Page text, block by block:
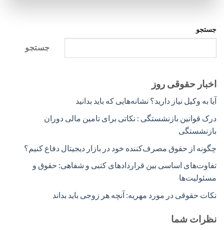
جستجو
جستجو
اخبار حقوقی روز
آیا به وکیل نیاز دارید؟ نشانه‌هایی که باید بدانید
درک قوانین بازنشستگی : نکاتی برای تامین مالی دوران
بازنشستگی
چگونه از حقوق مصرف‌کننده خود در بازار دیجیتال دفاع کنیم؟
تفاوت‌های اساسی بین قراردادهای کتبی و شفاهی: حقوق و
مسئولیت‌ها
نکات حقوقی در مورد مهریه: آنچه هر زوجی باید بداند
نظرات شما